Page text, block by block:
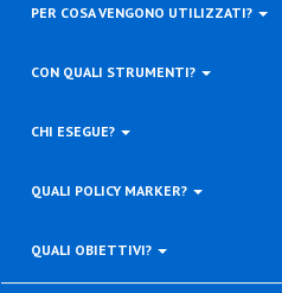
PER COSA VENGONO UTILIZZATI?
CON QUALI STRUMENTI?
CHI ESEGUE?
QUALI POLICY MARKER?
QUALI OBIETTIVI?